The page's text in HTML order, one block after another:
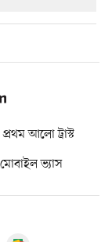
প্রথম আলো ট্রাস্ট
মোবাইল ভ্যাস